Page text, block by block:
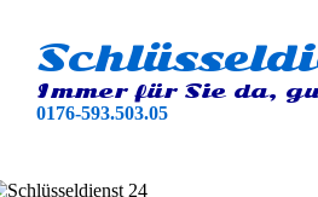
Immer für Sie da,
0176-593.503.05